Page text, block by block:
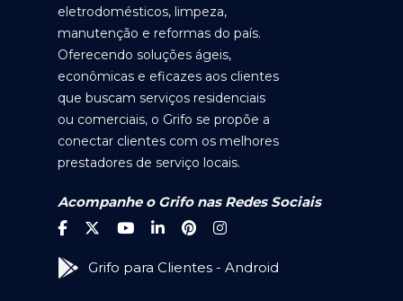
eletrodomésticos, limpeza,
manutenção e reformas do país.
Oferecendo soluções ágeis,
econômicas e eficazes aos clientes
que buscam serviços residenciais
ou comerciais, o Grifo se propõe a
conectar clientes com os melhores
prestadores de serviço locais.
Acompanhe o Grifo nas Redes Sociais
Grifo para Clientes - Android